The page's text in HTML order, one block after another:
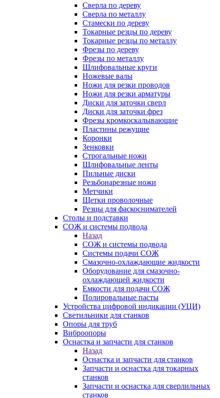
Сверла по дереву
Сверла по металлу
Стамески по дереву
Токарные резцы по дереву
Токарные резцы по металлу
Фрезы по дереву
Фрезы по металлу
Шлифовальные круги
Ножевые валы
Ножи для резки проводов
Ножи для резки арматуры
Диски для заточки сверл
Диски для заточки фрез
Фрезы кромкоскалывающие
Пластины режущие
Коронки
Зенковки
Строгальные ножи
Шлифовальные ленты
Пильные диски
Резьбонарезные ножи
Метчики
Щетки проволочные
Резцы для фаскоснимателей
Столы и подставки
СОЖ и системы подвода
Назад
СОЖ и системы подвода
Системы подачи СОЖ
Смазочно-охлаждающие жидкости
Оборудование для смазочно-
охлаждающей жидкости
Емкости для подачи СОЖ
Полировальные пасты
Устройства цифровой индикации (УЦИ)
Светильники для станков
Опоры для труб
Виброопоры
Оснастка и запчасти для станков
Назад
Оснастка и запчасти для станков
Запчасти и оснастка для токарных
станков
Запчасти и оснастка для сверлильных
станков